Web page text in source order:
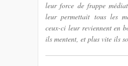
leur force de frappe
leur permettait tous les
ceux-ci leur reviennent en
ils mentent, et plus vite ils